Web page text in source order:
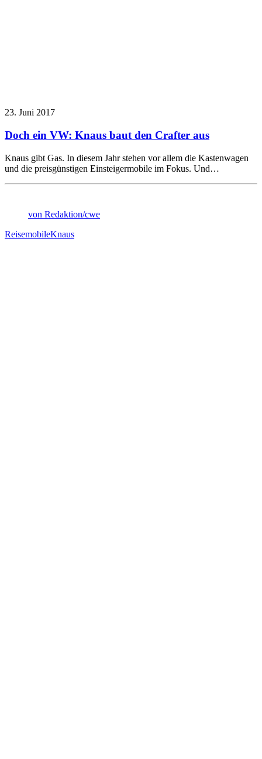
23. Juni 2017
Doch ein VW: Knaus baut den Crafter aus
Knaus gibt Gas. In diesem Jahr stehen vor allem die Kastenwagen
und die preisgünstigen Einsteigermobile im Fokus. Und…
von Redaktion/cwe
ReisemobileKnaus